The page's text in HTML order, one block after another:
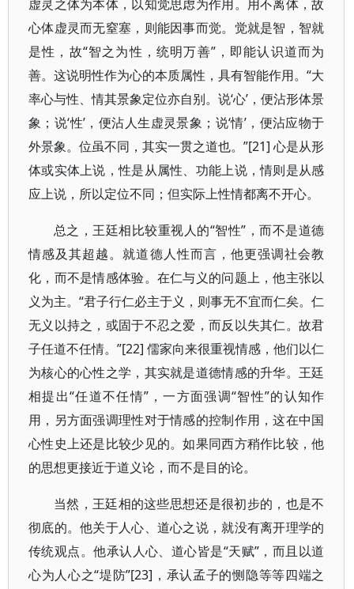
虚灵之体为本体，以知觉思虑为作用。用不离体，故
心体虚灵而无窒塞，则能因事而觉。觉就是智，智就
是性，故“智之为性，统明万善”，即能认识道而为
善。这说明性作为心的本质属性，具有智能作用。“大
率心与性、情其景象定位亦自别。说‘心’，便沾形体景
象；说‘性’，便沾人生虚灵景象；说‘情’，便沾应物于
外景象。位虽不同，其实一贯之道也。”[21] 心是从形
体或实体上说，性是从属性、功能上说，情则是从感
应上说，所以定位不同；但实际上性情都离不开心。
总之，王廷相比较重视人的“智性”，而不是道德
情感及其超越。就道德人性而言，他更强调社会教
化，而不是情感体验。在仁与义的问题上，他主张以
义为主。“君子行仁必主于义，则事无不宜而仁矣。仁
无义以持之，或固于不忍之爱，而反以失其仁。故君
子任道不任情。”[22] 儒家向来很重视情感，他们以仁
为核心的心性之学，其实就是道德情感的升华。王廷
相提出“任道不任情”，一方面强调“智性”的认知作
用，另方面强调理性对于情感的控制作用，这在中国
心性史上还是比较少见的。如果同西方稍作比较，他
的思想更接近于道义论，而不是目的论。
当然，王廷相的这些思想还是很初步的，也是不
彻底的。他关于人心、道心之说，就没有离开理学的
传统观点。他承认人心、道心皆是“天赋”，而且以道
心为人心之“堤防”[23]，承认孟子的恻隐等等四端之